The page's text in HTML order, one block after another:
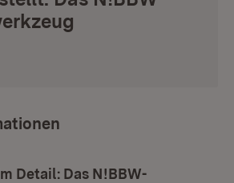
Detail: Das N!BBW-